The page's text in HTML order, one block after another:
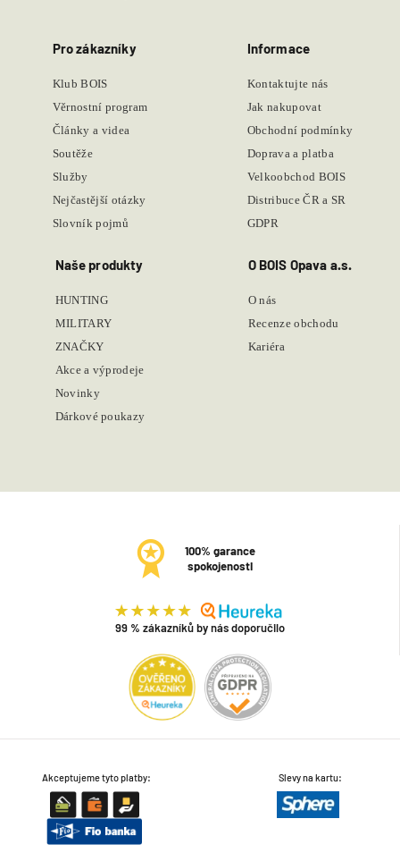
Pro zákazníky
Klub BOIS
Věrnostní program
Články a videa
Soutěže
Služby
Nejčastější otázky
Slovník pojmů
Informace
Kontaktujte nás
Jak nakupovat
Obchodní podmínky
Doprava a platba
Velkoobchod BOIS
Distribuce ČR a SR
GDPR
Naše produkty
HUNTING
MILITARY
ZNAČKY
Akce a výprodeje
Novinky
Dárkové poukazy
O BOIS Opava a.s.
O nás
Recenze obchodu
Kariéra
100% garance
spokojenosti
99 % zákazníků by nás doporučilo
Akceptujeme tyto platby: Slevy na kartu: